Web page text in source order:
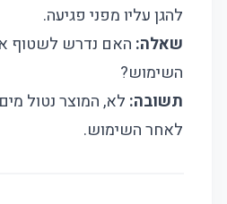
להגן עליו מפני פגיעה.
שאלה: האם נדרש לשטוף
השימוש?
תשובה: לא, המוצר נטול
לאחר השימוש.